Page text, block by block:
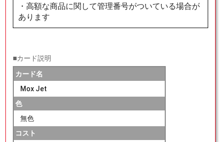
・高額な商品に関して管理番号がついている場合が
あります
■カード説明
カード名
Mox Jet
色
無色
コスト